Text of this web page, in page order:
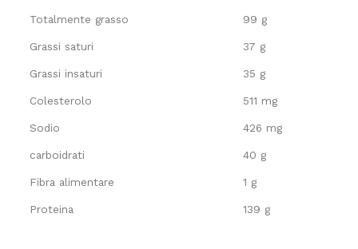
Totalmente grasso 99 g
Grassi saturi 37 g
Grassi insaturi 35 g
Colesterolo 511 mg
Sodio 426 mg
carboidrati 40 g
Fibra alimentare 1 g
Proteina 139 g